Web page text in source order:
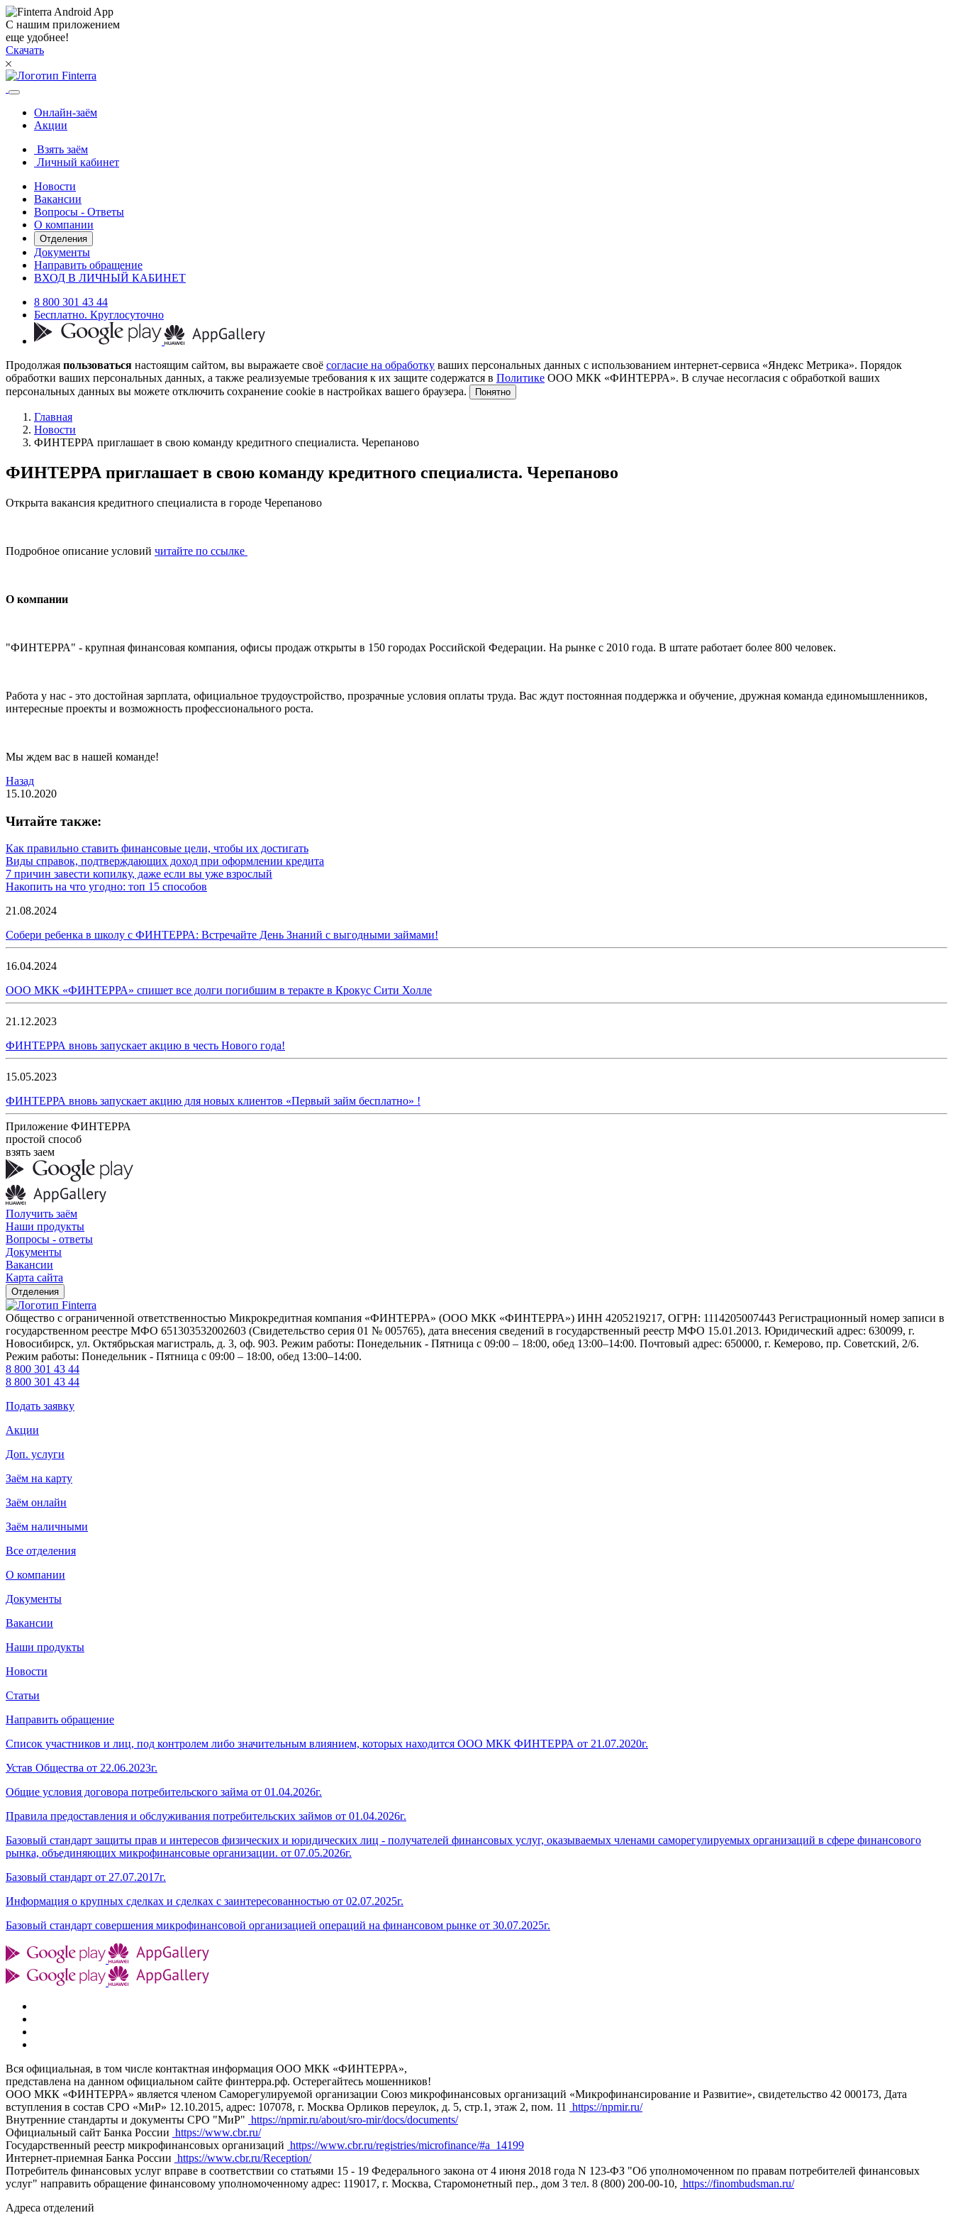
С нашим приложением
еще удобнее!
Скачать
Онлайн-заём
Акции
Взять заём
Личный кабинет
Новости
Вакансии
Вопросы - Ответы
О компании
Отделения
Документы
Направить обращение
ВХОД В ЛИЧНЫЙ КАБИНЕТ
8 800 301 43 44
Бесплатно. Круглосуточно
Продолжая пользоваться настоящим сайтом, вы выражаете своё согласие на обработку ваших персональных данных с использованием интернет-сервиса «Яндекс Метрика». Порядок
обработки ваших персональных данных, а также реализуемые требования к их защите содержатся в Политике ООО МКК «ФИНТЕРРА». В случае несогласия с обработкой ваших
персональных данных вы можете отключить сохранение cookie в настройках вашего браузера.
Понятно
Главная
Новости
ФИНТЕРРА приглашает в свою команду кредитного специалиста. Черепаново
ФИНТЕРРА приглашает в свою команду кредитного специалиста. Черепаново
Открыта вакансия кредитного специалиста в городе Черепаново
Подробное описание условий читайте по ссылке
О компании
"ФИНТЕРРА" - крупная финансовая компания, офисы продаж открыты в 150 городах Российской Федерации. На рынке с 2010 года. В штате работает более 800 человек.
Работа у нас - это достойная зарплата, официальное трудоустройство, прозрачные условия оплаты труда. Вас ждут постоянная поддержка и обучение, дружная команда единомышленников,
интересные проекты и возможность профессионального роста.
Мы ждем вас в нашей команде!
Назад
15.10.2020
Читайте также:
Как правильно ставить финансовые цели, чтобы их достигать
Виды справок, подтверждающих доход при оформлении кредита
7 причин завести копилку, даже если вы уже взрослый
Накопить на что угодно: топ 15 способов
21.08.2024
Собери ребенка в школу с ФИНТЕРРА: Встречайте День Знаний с выгодными займами!
16.04.2024
ООО МКК «ФИНТЕРРА» спишет все долги погибшим в теракте в Крокус Сити Холле
21.12.2023
ФИНТЕРРА вновь запускает акцию в честь Нового года!
15.05.2023
ФИНТЕРРА вновь запускает акцию для новых клиентов «Первый займ бесплатно» !
Приложение ФИНТЕРРА
простой способ
взять заем
Получить заём
Наши продукты
Вопросы - ответы
Документы
Вакансии
Карта сайта
Отделения
Общество с ограниченной ответственностью Микрокредитная компания «ФИНТЕРРА» (ООО МКК «ФИНТЕРРА») ИНН 4205219217, ОГРН: 1114205007443 Регистрационный номер записи в
государственном реестре МФО 651303532002603 (Свидетельство серия 01 № 005765), дата внесения сведений в государственный реестр МФО 15.01.2013. Юридический адрес: 630099, г.
Новосибирск, ул. Октябрьская магистраль, д. 3, оф. 903. Режим работы: Понедельник - Пятница с 09:00 – 18:00, обед 13:00–14:00. Почтовый адрес: 650000, г. Кемерово, пр. Советский, 2/6.
Режим работы: Понедельник - Пятница с 09:00 – 18:00, обед 13:00–14:00.
8 800 301 43 44
8 800 301 43 44
Подать заявку
Акции
Доп. услуги
Заём на карту
Заём онлайн
Заём наличными
Все отделения
О компании
Документы
Вакансии
Наши продукты
Новости
Статьи
Направить обращение
Список участников и лиц, под контролем либо значительным влиянием, которых находится ООО МКК ФИНТЕРРА от 21.07.2020г.
Устав Общества от 22.06.2023г.
Общие условия договора потребительского займа от 01.04.2026г.
Правила предоставления и обслуживания потребительских займов от 01.04.2026г.
Базовый стандарт защиты прав и интересов физических и юридических лиц - получателей финансовых услуг, оказываемых членами саморегулируемых организаций в сфере финансового
рынка, объединяющих микрофинансовые организации. от 07.05.2026г.
Базовый стандарт от 27.07.2017г.
Информация о крупных сделках и сделках с заинтересованностью от 02.07.2025г.
Базовый стандарт совершения микрофинансовой организацией операций на финансовом рынке от 30.07.2025г.
Вся официальная, в том числе контактная информация ООО МКК «ФИНТЕРРА»,
представлена на данном официальном сайте финтерра.рф. Остерегайтесь мошенников!
ООО МКК «ФИНТЕРРА» является членом Саморегулируемой организации Союз микрофинансовых организаций «Микрофинансирование и Развитие», свидетельство 42 000173, Дата
вступления в состав СРО «МиР» 12.10.2015, адрес: 107078, г. Москва Орликов переулок, д. 5, стр.1, этаж 2, пом. 11
https://npmir.ru/
Внутренние стандарты и документы СРО "МиР" https://npmir.ru/about/sro-mir/docs/documents/
Официальный сайт Банка России https://www.cbr.ru/
Государственный реестр микрофинансовых организаций https://www.cbr.ru/registries/microfinance/#a_14199
Интернет-приемная Банка России https://www.cbr.ru/Reception/
Потребитель финансовых услуг вправе в соответствии со статьями 15 - 19 Федерального закона от 4 июня 2018 года N 123-ФЗ "Об уполномоченном по правам потребителей финансовых
услуг" направить обращение финансовому уполномоченному адрес: 119017, г. Москва, Старомонетный пер., дом 3 тел. 8 (800) 200-00-10, https://finombudsman.ru/
Адреса отделений